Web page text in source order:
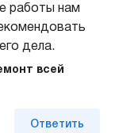
работы нам
дела.
всей
Ответить